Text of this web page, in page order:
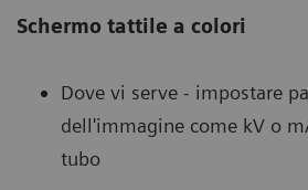
Schermo tattile a colori
Dove vi serve - impostare
dell'immagine come kV o
tubo